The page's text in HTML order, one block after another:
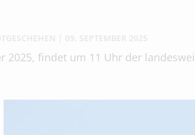
2025, findet um 11 Uhr der